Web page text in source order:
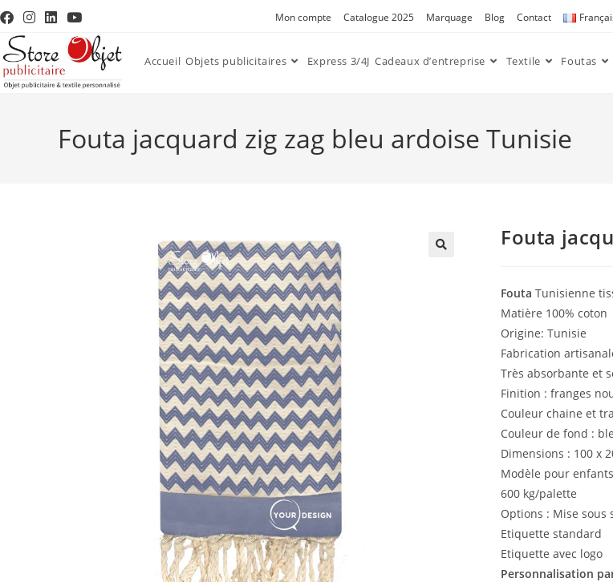
Mon compte Catalogue 2025 Marquage Blog Contact
Accueil Objets publicitaires Express 3/4J Cadeaux d’entreprise Textile Foutas
Fouta jacquard zig zag bleu ardoise Tunisie
Fouta
Fouta Tunisienne
Matière 100% coton
Origine: Tunisie
Fabrication
Très absorbante et
Finition : franges
Couleur chaine et
Couleur de fond :
Dimensions : 100 x
Modèle pour
600 kg/palette
Options : Mise sous
Etiquette standard
Etiquette avec logo
Personnalisation